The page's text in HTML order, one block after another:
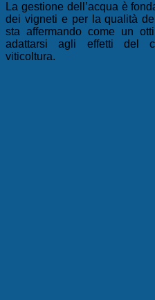
La gestione dell’acqua è
dei vigneti e per la qualità
sta affermando come un
adattarsi agli effetti del
viticoltura.